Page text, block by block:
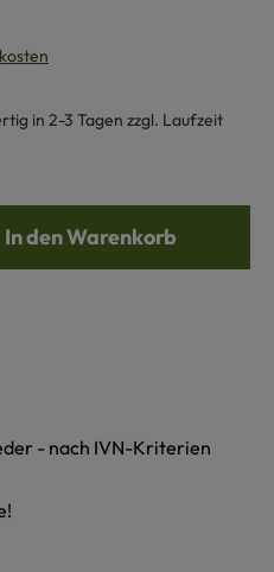
in 2-3 Tagen zzgl. Laufzeit
den gewünschten
In den Warenkorb
- nach IVN-Kriterien